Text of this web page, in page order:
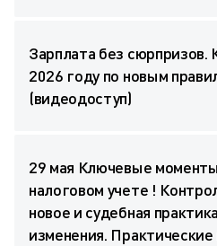
Зарплата без сюрпризов.
2026 году по новым
(видеодоступ)
29 мая Ключевые
налоговом учете !
новое и судебная
изменения.